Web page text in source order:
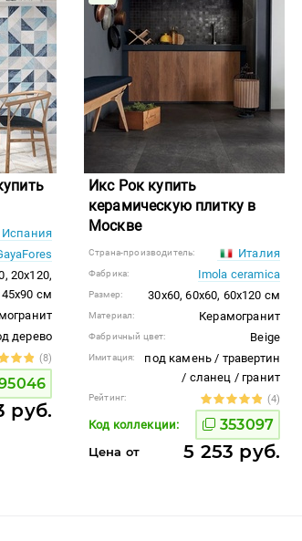
Испания
20x120,
45x90 см
дерево
(8)
руб.
Икс Рок купить
керамическую плитку в
Москве
Страна-производитель: Италия
Фабрика: Imola ceramica
Размер: 30x60, 60x60, 60x120 см
Материал: Керамогранит
Фабричный цвет: Beige
Имитация:
под камень / травертин
/ сланец / гранит
Рейтинг: (4)
Код коллекции: 353097
Цена от 5 253 руб.